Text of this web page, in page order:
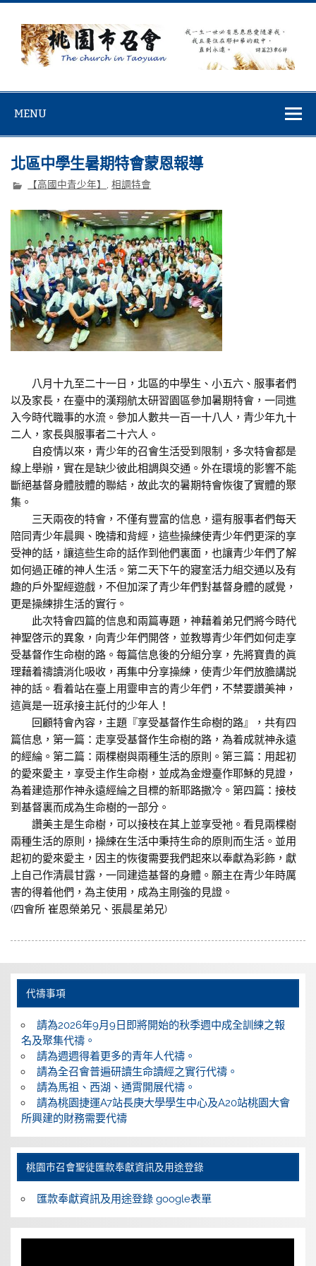
Skip
content
MENU
北區中學生暑期特會蒙恩報導
【高國中青少年】 ,相調特會
八月十九至二十一日，北區的中學生、小五六、服事者們
以及家長，在臺中的漢翔航太研習園區參加暑期特會，一同進
入今時代職事的水流。參加人數共一百一十八人，青少年九十
二人，家長與服事者二十六人。
自疫情以來，青少年的召會生活受到限制，多次特會都是
線上舉辦，實在是缺少彼此相調與交通。外在環境的影響不能
斷絕基督身體肢體的聯結，故此次的暑期特會恢復了實體的聚
集。
三天兩夜的特會，不僅有豐富的信息，還有服事者們每天
陪同青少年晨興、晚禱和背經，這些操練使青少年們更深的享
受神的話，讓這些生命的話作到他們裏面，也讓青少年們了解
如何過正確的神人生活。第二天下午的寢室活力組交通以及有
趣的戶外聖經遊戲，不但加深了青少年們對基督身體的感覺，
更是操練排生活的實行。
此次特會四篇的信息和兩篇專題，神藉着弟兄們將今時代
神聖啓示的異象，向青少年們開啓，並教導青少年們如何走享
受基督作生命樹的路。每篇信息後的分組分享，先將寶貴的眞
理藉着禱讀消化吸收，再集中分享操練，使青少年們放膽講説
神的話。看着站在臺上用靈申言的青少年們，不禁要讚美神，
這眞是一班承接主託付的少年人！
回顧特會內容，主題『享受基督作生命樹的路』，共有四
篇信息，第一篇：走享受基督作生命樹的路，為着成就神永遠
的經綸。第二篇：兩棵樹與兩種生活的原則。第三篇：用起初
的愛來愛主，享受主作生命樹，並成為金燈臺作耶穌的見證，
為着建造那作神永遠經綸之目標的新耶路撒冷。第四篇：接枝
到基督裏而成為生命樹的一部分。
讚美主是生命樹，可以接枝在其上並享受祂。看見兩棵樹
兩種生活的原則，操練在生活中秉持生命的原則而生活。並用
起初的愛來愛主，因主的恢復需要我們起來以奉獻為彩飾，獻
上自己作清晨甘露，一同建造基督的身體。願主在青少年時厲
害的得着他們，為主使用，成為主剛強的見證。
(四會所 崔恩榮弟兄、張晨星弟兄)
代禱事項
請為2026年9月9日即將開始的秋季週中成全訓練之報
名及聚集代禱。
請為週週得着更多的青年人代禱。
請為全召會普遍研讀生命讀經之實行代禱。
請為馬祖、西湖、通霄開展代禱。
請為桃園捷運A7站長庚大學學生中心及A20站桃園大會
所興建的財務需要代禱
桃園巿召會聖徒匯款奉獻資訊及用途登錄
匯款奉獻資訊及用途登錄 google表單